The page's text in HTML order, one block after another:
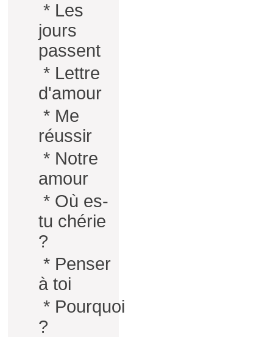
* Les
jours
passent
* Lettre
d'amour
* Me
réussir
* Notre
amour
* Où es-
tu chérie
?
* Penser
à toi
* Pourquoi
?